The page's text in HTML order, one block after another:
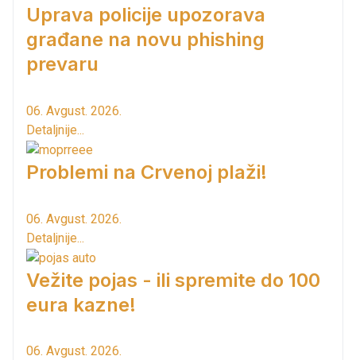
Uprava policije upozorava
građane na novu phishing
prevaru
06. Avgust. 2026.
Detaljnije...
Problemi na Crvenoj plaži!
06. Avgust. 2026.
Detaljnije...
Vežite pojas - ili spremite do 100
eura kazne!
06. Avgust. 2026.